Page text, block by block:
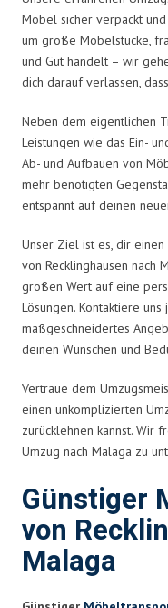
Möbel sicher verpackt
um große Möbelstücke,
und Gut handelt – wir
dich darauf verlassen,
Neben dem eigentlichen
Leistungen wie das Ein-
Ab- und Aufbauen von
mehr benötigten
entspannt auf deinen
Unser Ziel ist es, dir
von Recklinghausen nach
großen Wert auf eine
Lösungen. Kontaktiere
maßgeschneidertes
deinen Wünschen und
Vertraue dem
einen unkomplizierten
zurücklehnen kannst. Wir
Umzug nach Malaga zu
Günstiger
von
Malaga